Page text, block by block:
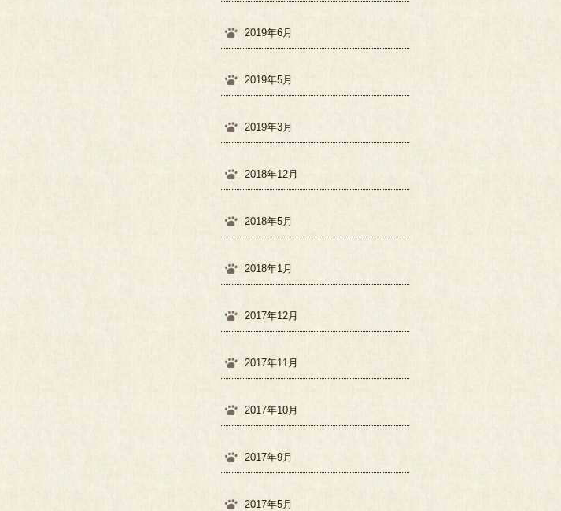
2019年6月
2019年5月
2019年3月
2018年12月
2018年5月
2018年1月
2017年12月
2017年11月
2017年10月
2017年9月
2017年5月